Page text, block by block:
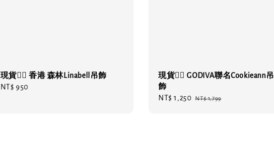
現貨❤️‍🔥 香港 森林Linabell吊飾
Regular
NT$ 950
現貨❤️‍🔥 GODIVA聯名Cookieann吊
飾
Sale
NT$ 1,250 Regular
NT$ 1,799